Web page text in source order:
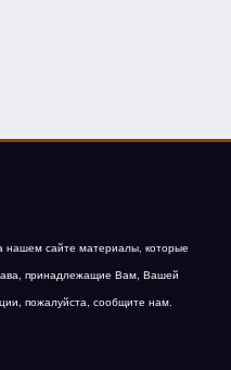
сайте материалы, которые
принадлежащие Вам, Вашей
пожалуйста, сообщите нам.